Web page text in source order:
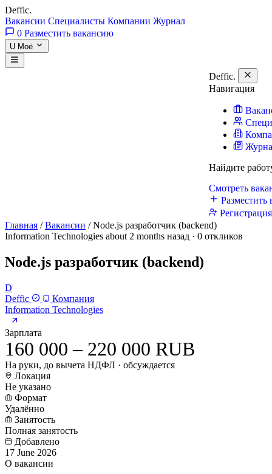
Deffic.
Вакансии Специалисты Компании Журнал
0 Разместить вакансию
U Моё
Deffic.
Навигация
Найдите
Смотреть
Разместить
Главная / Вакансии / Node.js разработчик (backend)
Information Technologies about 2 months назад · 0 откликов
Node.js разработчик (backend)
D
Deffic
Компания
Information Technologies
Зарплата
160 000 – 220 000 RUB
На руки, до вычета НДФЛ · обсуждается
Локация
Не указано
Формат
Удалённо
Занятость
Полная занятость
Добавлено
17 June 2026
О вакансии